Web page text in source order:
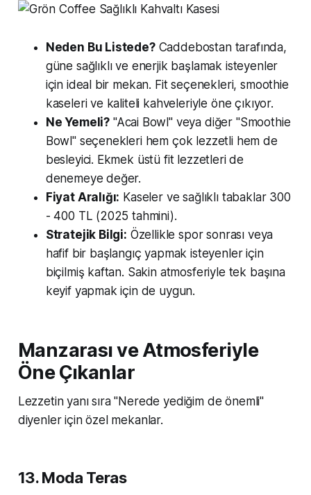
Neden Bu Listede?Caddebostan tarafında,
güne sağlıklı ve enerjik başlamak isteyenler
için ideal bir mekan. Fit seçenekleri, smoothie
kaseleri ve kaliteli kahveleriyle öne çıkıyor.
Ne Yemeli? "Acai Bowl" veya diğer "Smoothie
Bowl" seçenekleri hem çok lezzetli hem de
besleyici. Ekmek üstü fit lezzetleri de
denemeye değer.
Fiyat Aralığı: Kaseler ve sağlıklı tabaklar 300
- 400 TL (2025 tahmini).
Stratejik Bilgi: Özellikle spor sonrası veya
hafif bir başlangıç yapmak isteyenler için
biçilmiş kaftan. Sakin atmosferiyle tek başına
keyif yapmak için de uygun.
Manzarası ve Atmosferiyle
Öne Çıkanlar
Lezzetin yanı sıra "Nerede yediğim de önemli"
diyenler için özel mekanlar.
13. Moda Teras